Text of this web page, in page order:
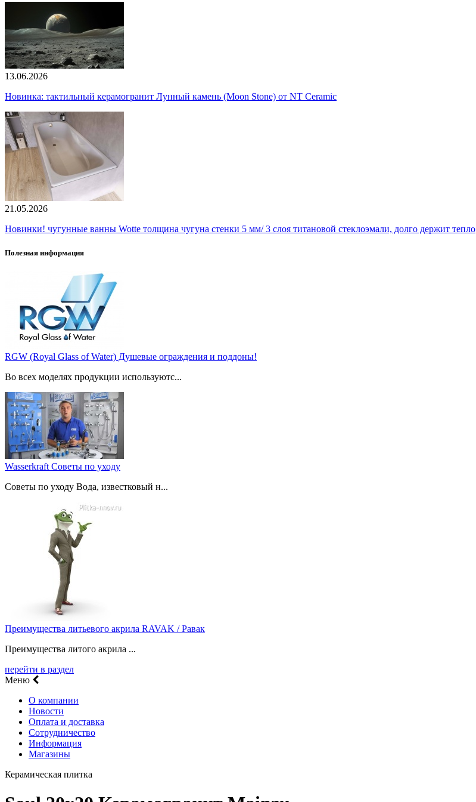
13.06.2026
Новинка: тактильный керамогранит Лунный камень (Moon Stone) от NT Ceramic
21.05.2026
Новинки! чугунные ванны Wotte толщина чугуна стенки 5 мм/ 3 слоя титановой стеклоэмали, долго держит тепло
Полезная информация
RGW (Royal Glass of Water) Душевые ограждения и поддоны!
Во всех моделях продукции используютс...
Wasserkraft Советы по уходу
Советы по уходу Вода, известковый н...
Преимущества литьевого акрила RAVAK / Равак
Преимущества литого акрила ...
перейти в раздел
Меню
О компании
Новости
Оплата и доставка
Сотрудничество
Информация
Магазины
Керамическая плитка